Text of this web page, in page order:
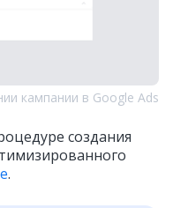
кампании в Google Ads
создания
.